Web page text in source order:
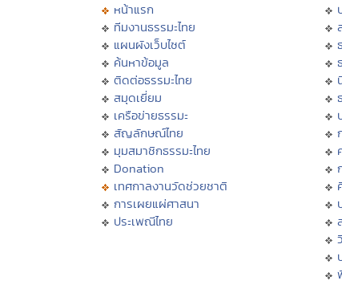
หน้าแรก
ทีมงานธรรมะไทย
แผนผังเว็บไซต์
ค้นหาข้อมูล
ติดต่อธรรมะไทย
สมุดเยี่ยม
เครือข่ายธรรมะ
สัญลักษณ์ไทย
มุมสมาชิกธรรมะไทย
Donation
เทศกาลงานวัดช่วยชาติ
การเผยแผ่ศาสนา
ประเพณีไทย